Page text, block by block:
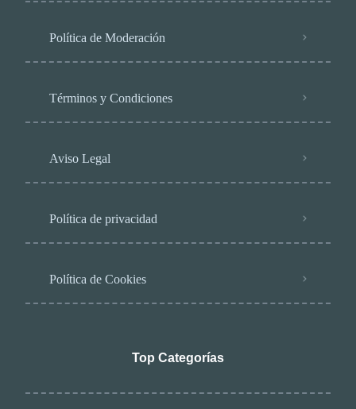
Política de Moderación
Términos y Condiciones
Aviso Legal
Política de privacidad
Política de Cookies
Top Categorías